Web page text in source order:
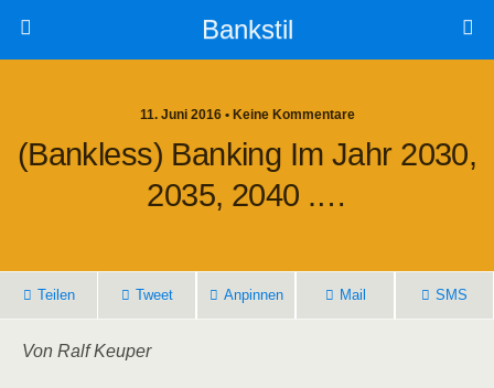
Bankstil
11. Juni 2016 • Keine Kommentare
(Bank­less) Ban­king Im Jahr 2030,
2035, 2040 .…
Tei­len Tweet Anpin­nen Mail SMS
Von Ralf Keuper